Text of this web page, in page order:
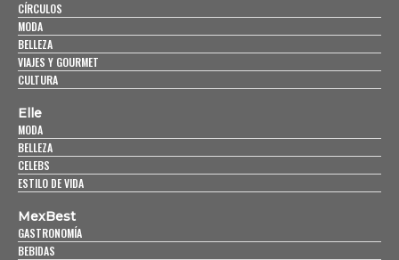
CÍRCULOS
MODA
BELLEZA
VIAJES Y GOURMET
CULTURA
Elle
MODA
BELLEZA
CELEBS
ESTILO DE VIDA
MexBest
GASTRONOMÍA
BEBIDAS